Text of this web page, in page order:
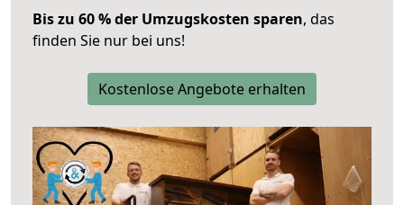
Bis zu 60 % der Umzugskosten sparen, das
finden Sie nur bei uns!
Kostenlose Angebote erhalten